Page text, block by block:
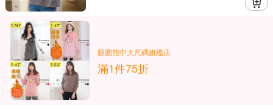
眼圈熊中大尺碼旗艦店
滿1件75折